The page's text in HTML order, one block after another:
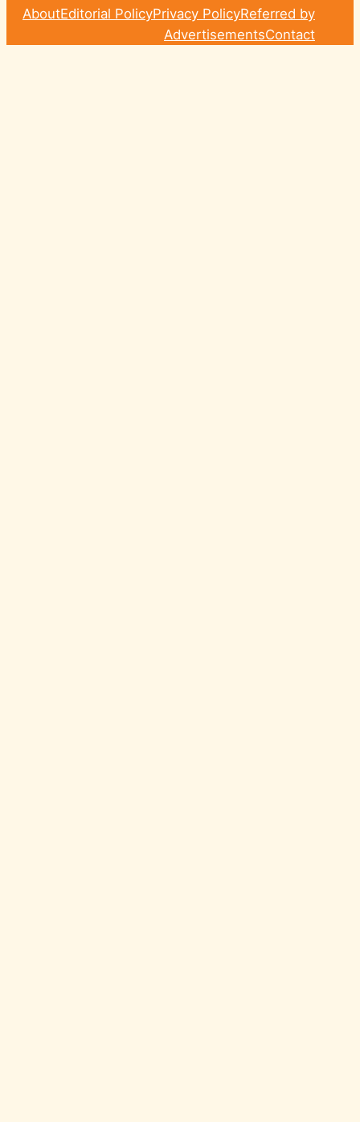
AboutEditorial PolicyPrivacy PolicyReferred by
AdvertisementsContact